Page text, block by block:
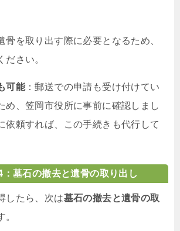
骨を取り出す際に必要となるため、
ださい。
可能：郵送での申請も受け付けてい
め、笠岡市役所に事前に確認しまし
依頼すれば、この手続きも代行して
：墓石の撤去と遺骨の取り出し
したら、次は墓石の撤去と遺骨の取
。